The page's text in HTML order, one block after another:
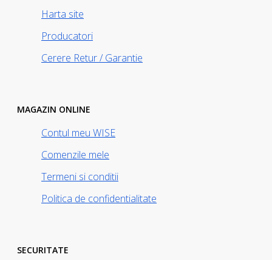
Harta site
Producatori
Cerere Retur / Garantie
MAGAZIN ONLINE
Contul meu WISE
Comenzile mele
Termeni si conditii
Politica de confidentialitate
SECURITATE